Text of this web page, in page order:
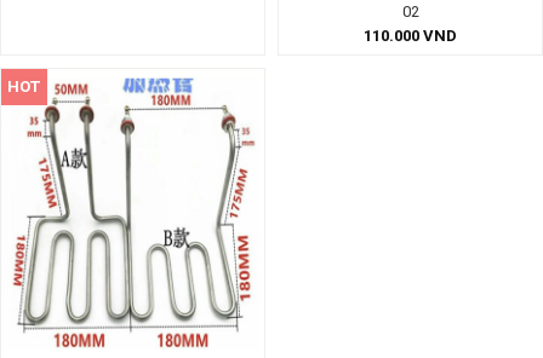
02
110.000 VND
HOT